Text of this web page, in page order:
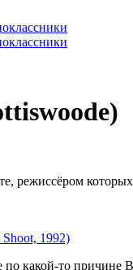
режиссёром
1992)
какой-то причине